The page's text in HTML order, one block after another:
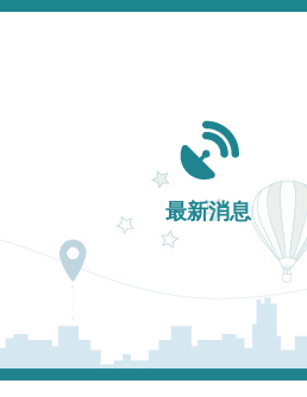
Main navigation
最新消息